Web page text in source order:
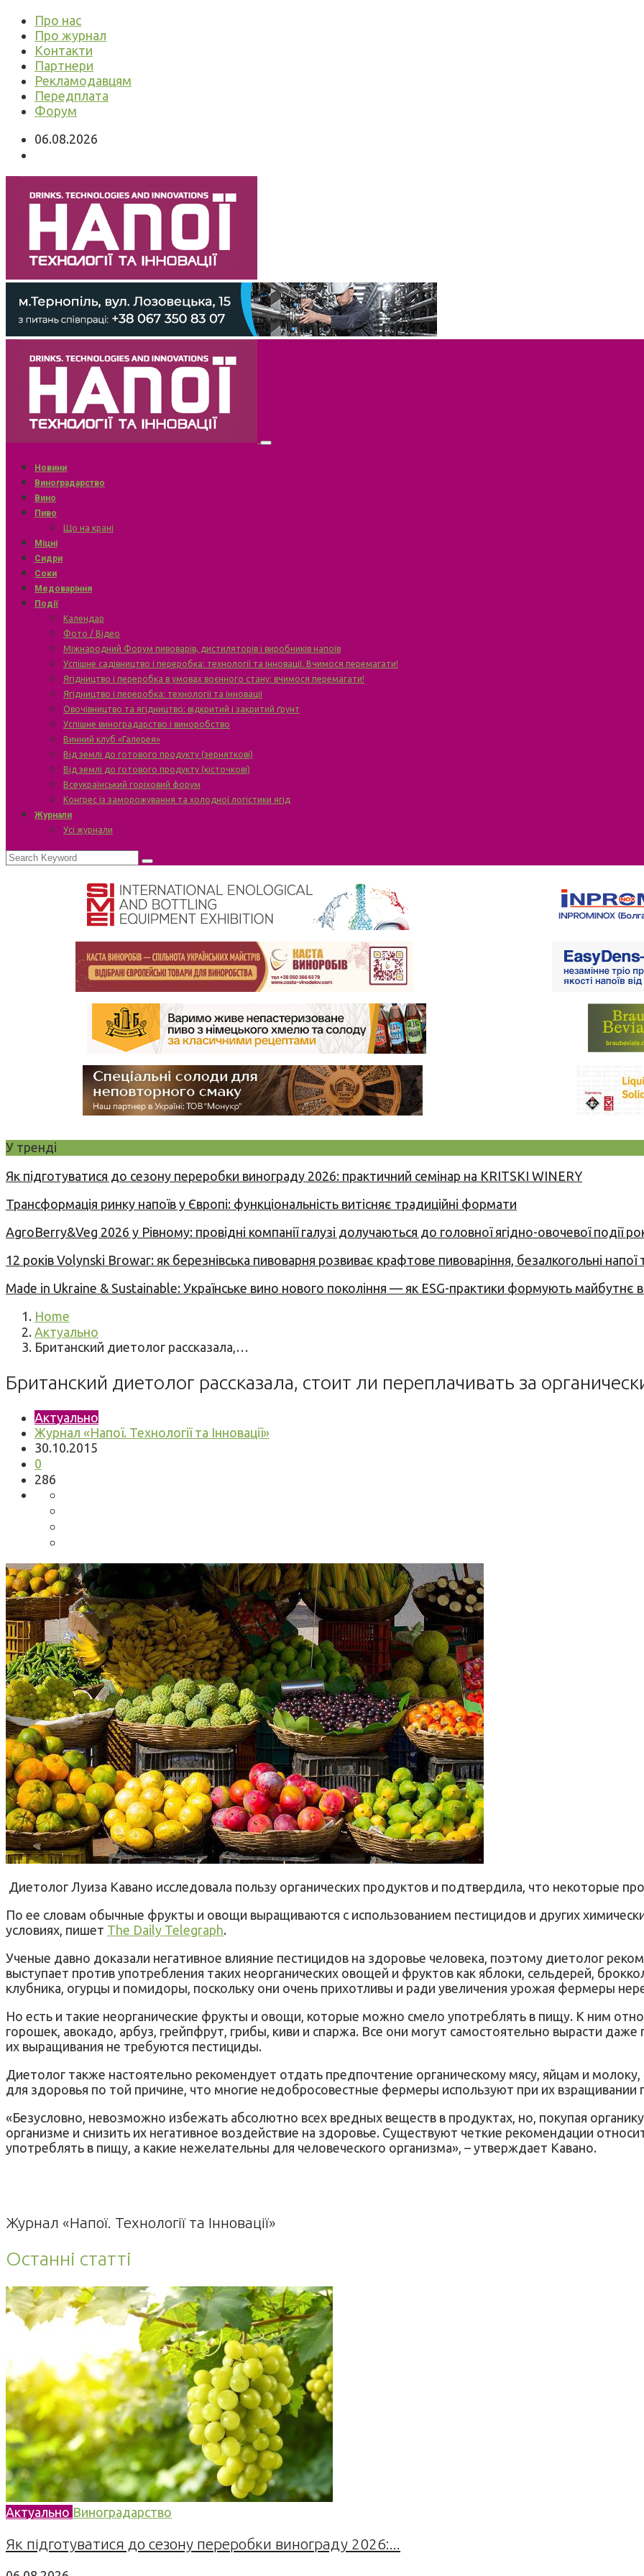
Про нас
Про журнал
Контакти
Партнери
Рекламодавцям
Передплата
Форум
06.08.2026
Новини
Виноградарство
Вино
Пиво
Що на крані
Міцні
Сидри
Соки
Медоваріння
Події
Календар
Фото / Відео
Міжнародний Форум пивоварів, дистиляторів і виробників напоїв
Успішне садівництво і переробка: технології та інновації. Вчимося перемагати!
Ягідництво і переробка в умовах воєнного стану: вчимося перемагати!
Ягідництво і переробка: технології та інновації
Овочівництво та ягідництво: відкритий і закритий ґрунт
Успішне виноградарство і виноробство
Винний клуб «Галерея»
Від землі до готового продукту (зерняткові)
Від землі до готового продукту (кісточкові)
Всеукраїнський горіховий форум
Конгрес із заморожування та холодної логістики ягід
Журнали
Усі журнали
У тренді
Як підготуватися до сезону переробки винограду 2026: практичний семінар на KRITSKI WINERY
Трансформація ринку напоїв у Європі: функціональність витісняє традиційні формати
AgroBerry&Veg 2026 у Рівному: провідні компанії галузі долучаються до головної ягідно-овочевої події
12 років Volynski Browar: як березнівська пивоварня розвиває крафтове пивоваріння, безалкогольні напої
Made in Ukraine & Sustainable: Українське вино нового покоління — як ESG-практики формують майбутнє
Home
Актуально
Британский диетолог рассказала,…
Британский диетолог рассказала, стоит ли переплачивать за
Актуально
Журнал «Напої. Технології та Інновації»
30.10.2015
0
286
Диетолог Луиза Кавано исследовала пользу органических продуктов и подтвердила, что некоторые
По ее словам обычные фрукты и овощи выращиваются с использованием пестицидов и других
условиях, пишет The Daily Telegraph.
Ученые давно доказали негативное влияние пестицидов на здоровье человека, поэтому диетолог
выступает против употребления таких неорганических овощей и фруктов как яблоки, сельдерей,
клубника, огурцы и помидоры, поскольку они очень прихотливы и ради увеличения урожая фермеры
Но есть и такие неорганические фрукты и овощи, которые можно смело употреблять в пищу. К ним
горошек, авокадо, арбуз, грейпфрут, грибы, киви и спаржа. Все они могут самостоятельно вырасти
их выращивания не требуются пестициды.
Диетолог также настоятельно рекомендует отдать предпочтение органическому мясу, яйцам и
для здоровья по той причине, что многие недобросовестные фермеры используют при их взращивании
«Безусловно, невозможно избежать абсолютно всех вредных веществ в продуктах, но, покупая
организме и снизить их негативное воздействие на здоровье. Существуют четкие рекомендации
употреблять в пищу, а какие нежелательны для человеческого организма», – утверждает Кавано.
Журнал «Напої. Технології та Інновації»
Останні статті
Актуально Виноградарство
Як підготуватися до сезону переробки винограду 2026:...